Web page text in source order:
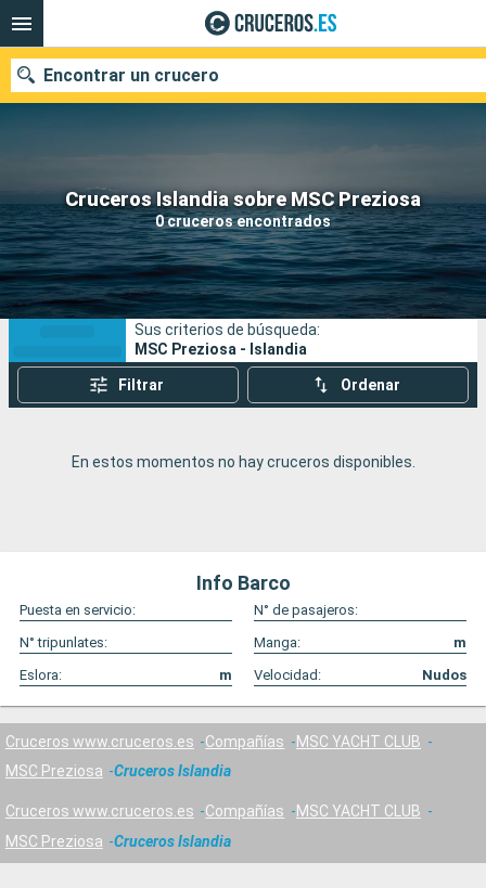
Cruceros Islandia sobre MSC Preziosa
0 cruceros encontrados
Encontrar un crucero
Nuestros destinos
Fecha de salida
Puertos Compañías
Buscar
Sus criterios de búsqueda:
MSC Preziosa - Islandia
Filtrar Ordenar
En estos momentos no hay cruceros disponibles.
Info Barco
Puesta en servicio:
N° de pasajeros:
N° tripunlates:
Manga:
m
Eslora:
m Velocidad: Nudos
Cruceros www.cruceros.es Compañías
MSC YACHT CLUB
MSC Preziosa
Cruceros Islandia
Cruceros www.cruceros.es Compañías
MSC YACHT CLUB
MSC Preziosa
Cruceros Islandia